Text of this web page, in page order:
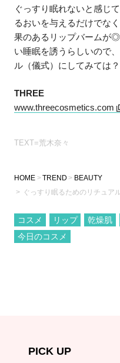
ぐっすり眠れないと感じ
るおいを与えるだけでな
果のあるリップバームが
い睡眠を誘うらしいので
ル（儀式）にしてみては？
THREE
www.threecosmetics.com
TEXT=荒木奈々
HOME TREND
BEAUTY
ぐっすり眠るためのリチュア
コスメ リップ 乾燥肌
今日のコスメ
PICK UP